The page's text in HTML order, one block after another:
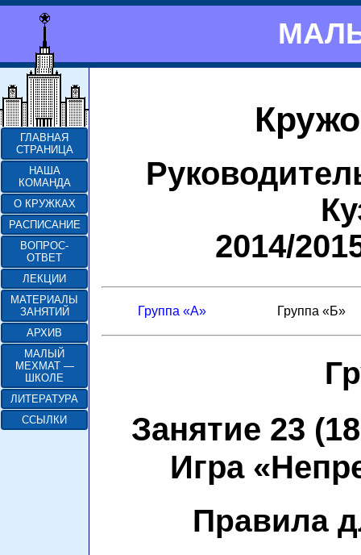
ГЛАВНАЯ
СТРАНИЦА
НАША
КОМАНДА
О КРУЖКАХ
РАСПИСАНИЕ
ВОПРОС-
ОТВЕТ
ЛЕКЦИИ
МАТЕРИАЛЫ
ЗАНЯТИЙ
АРХИВ
МАЛЫЙ
МЕХМАТ —
ШКОЛЕ
ЛИТЕРАТУРА
ССЫЛКИ
2014/
Группа «А» Группа «Б»
Занятие 23
Игра
Правила